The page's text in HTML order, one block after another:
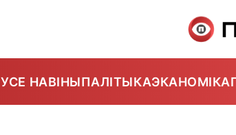
УСЕ НАВІНЫПАЛІТЫКАЭКАНОМІКА